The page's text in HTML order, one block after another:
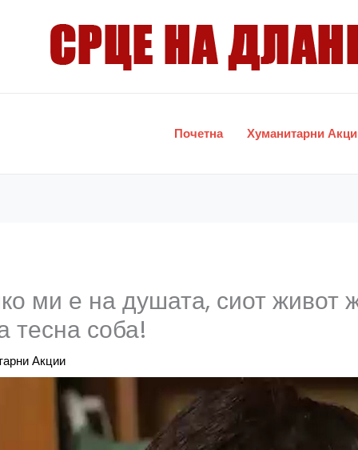
Почетна Хуманитарни
ми е на душата, сиот живот
тесна соба!
Акции